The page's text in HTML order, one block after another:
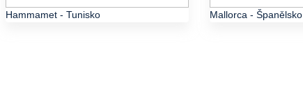
Hammamet - Tunisko Mallorca- Španělsko